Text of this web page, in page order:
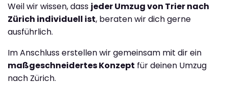
Weil wir wissen, dass jeder Umzug von Trier nach
Zürich individuell ist, beraten wir dich gerne
ausführlich.
Im Anschluss erstellen wir gemeinsam mit dir ein
maßgeschneidertes Konzept für deinen Umzug
nach Zürich.